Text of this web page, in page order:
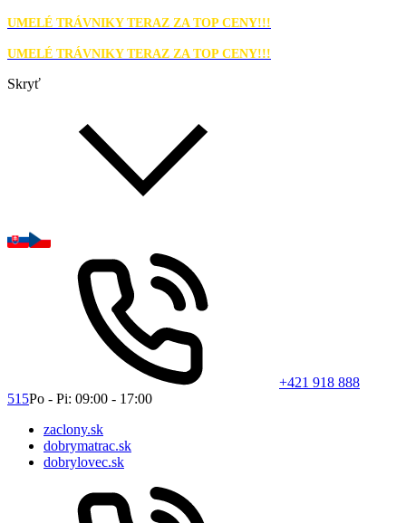
UMELÉ TRÁVNIKY TERAZ ZA TOP CENY!!!
UMELÉ TRÁVNIKY TERAZ ZA TOP CENY!!!
Skryť
+421 918 888
515Po - Pi: 09:00 - 17:00
zaclony.sk
dobrymatrac.sk
dobrylovec.sk